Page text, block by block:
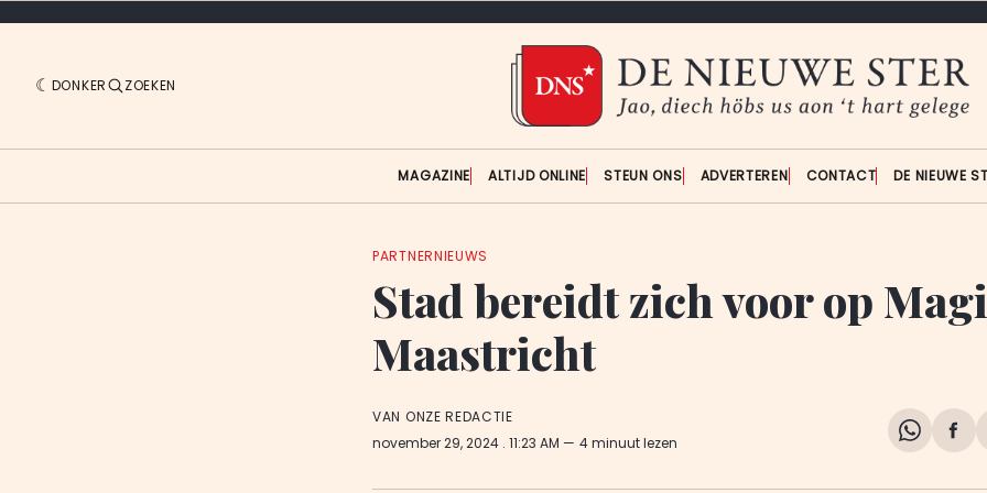
DONKER ZOEKEN
MAGAZINE ALTIJD ONLINE STEUN ONS ADVERTEREN CONTACT DE NIEUWE
PARTNERNIEUWS
Stad bereidt zich voor op
Maastricht
VAN ONZE REDACTIE
november 29, 2024 . 11:23 AM 4 minuut lezen
Share